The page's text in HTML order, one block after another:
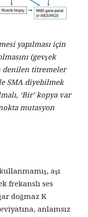
yapılması için
(gevşek
denilen titremeler
SMA diyebilmek
‘Bir’ kopya var
mutasyon
aşı
frekanslı ses
doğmaz K
anlamsız